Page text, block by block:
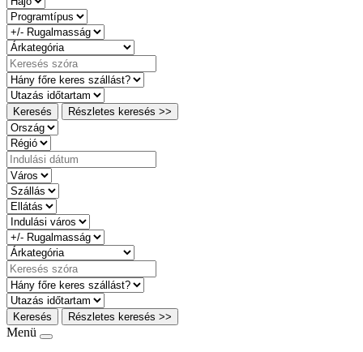
Keresés Részletes keresés >>
Keresés Részletes keresés >>
Menü